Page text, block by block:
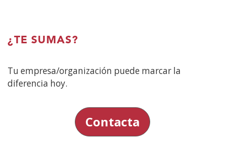
¿TE SUMAS?
Tu empresa/organización puede marcar la
diferencia hoy.
Contacta